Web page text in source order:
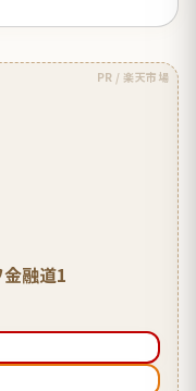
PR / 楽天市場
融道1